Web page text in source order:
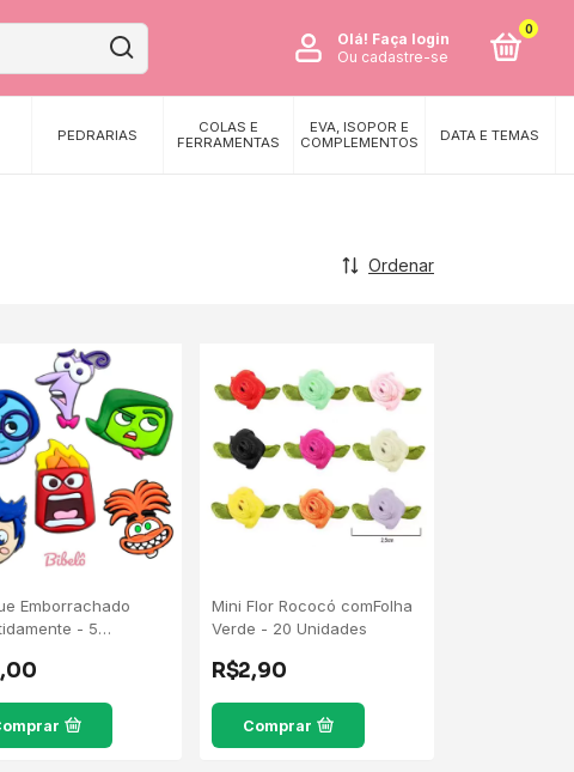
Olá! Faça login
Ou cadastre-se
0
PEDRARIAS
COLAS E
FERRAMENTAS
EVA, ISOPOR E
COMPLEMENTOS
DATA E TEMAS
Ordenar
Emborrachado
- 5
Mini Flor Rococó comFolha
Verde - 20 Unidades
R$2,90
Comprar